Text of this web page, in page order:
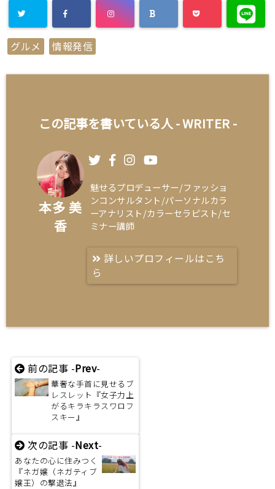
グルメ 情報発信
この記事を書いている人 -WRITER -
本多 美
香
魅せるプロデューサー/ファッショ
ンコンサルタント/パーソナルカラ
ーアナリスト/カラーセラピスト/セ
ミナー講師
詳しいプロフィールはこち
ら
前の記事 -Prev-
華奢な手首に見せるブ
レスレット『女子力上
がるキラキラスワロフ
スキー』
次の記事 -Next-
あなたの心に住みつく
『ネガ嬢（ネガティブ
嬢王）の撃退法』